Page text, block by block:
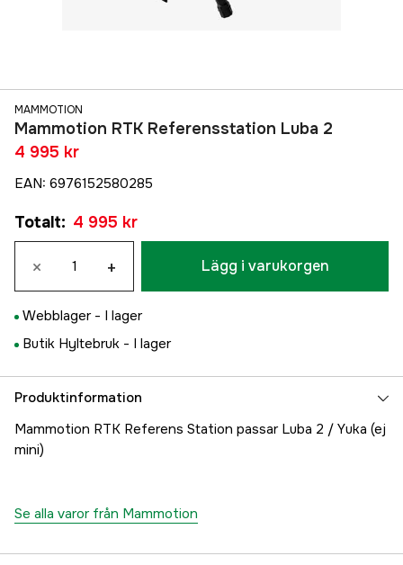
MAMMOTION
Mammotion RTK Referensstation Luba 2
4 995 kr
EAN: 6976152580285
Totalt: 4 995 kr
× + Lägg i varukorgen
Webblager - I lager
Butik Hyltebruk - I lager
Produktinformation
Mammotion RTK Referens Station passar Luba 2 / Yuka (ej
mini)
Se alla varor från Mammotion